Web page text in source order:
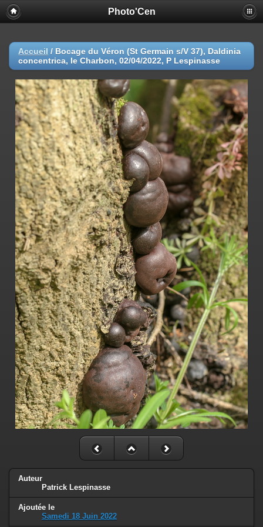
Photo'Cen
Accueil / Bocage du Véron (St Germain s/V 37), Daldinia
concentrica, le Charbon, 02/04/2022, P Lespinasse
Auteur
Patrick Lespinasse
Ajoutée le
Samedi 18 Juin 2022